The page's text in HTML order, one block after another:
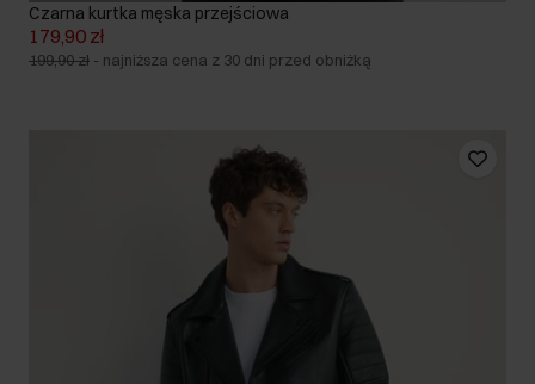
Czarna kurtka męska przejściowa
179,90 zł
199,90 zł - najniższa cena z 30 dni przed obniżką